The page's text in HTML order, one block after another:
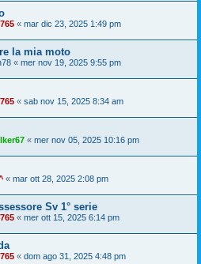
« mar dic 23, 2025 1:49 pm
la mia moto
« mer nov 19, 2025 9:55 pm
« sab nov 15, 2025 8:34 am
« mer nov 05, 2025 10:16 pm
« mar ott 28, 2025 2:08 pm
Sv 1° serie
« mer ott 15, 2025 6:14 pm
« dom ago 31, 2025 4:48 pm